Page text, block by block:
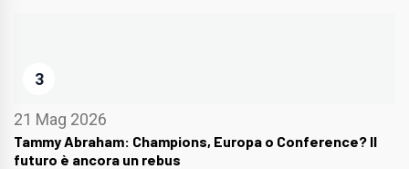
3
21 Mag 2026
Tammy Abraham: Champions, Europa o Conference? Il
futuro è ancora un rebus